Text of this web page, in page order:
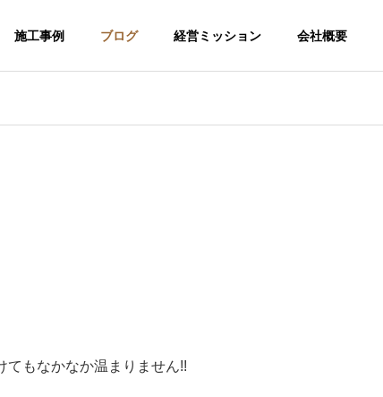
施工事例 ブログ 経営ミッション 会社概要
てもなかなか温まりません!!